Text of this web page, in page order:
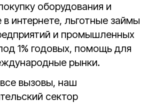
оборудования и
интернете, льготные займы
и промышленных
1% годовых, помощь для
рынки.
вызовы, наш
сектор